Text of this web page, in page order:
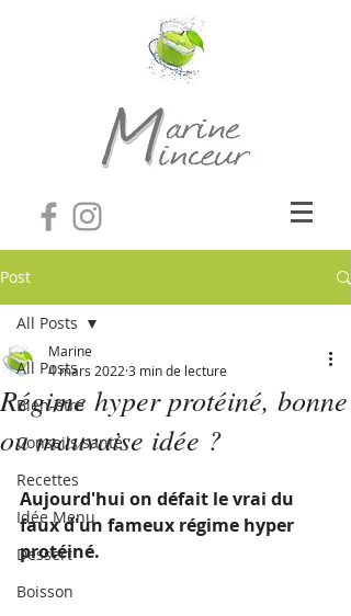
Post
All Posts
Bien-être
Conseils santé
Recettes
Idée Menu
Dessert
Boisson
All Posts
Régime hyper protéiné, bonne
ou mauvaise idée ?
Marine
4 mars 2022 3 min de lecture
Aujourd'hui on défait le vrai du
faux d'un fameux régime hyper
protéiné.